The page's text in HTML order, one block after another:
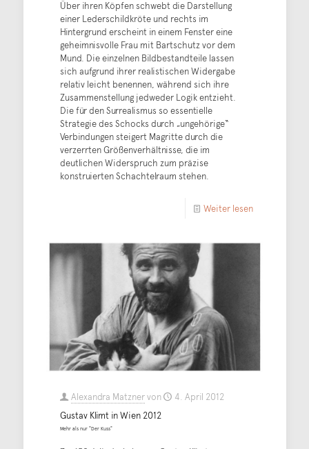
Über ihren Köpfen schwebt die Darstellung
einer Lederschildkröte und rechts im
Hintergrund erscheint in einem Fenster eine
geheimnisvolle Frau mit Bartschutz vor dem
Mund. Die einzelnen Bildbestandteile lassen
sich aufgrund ihrer realistischen Widergabe
relativ leicht benennen, während sich ihre
Zusammenstellung jedweder Logik entzieht.
Die für den Surrealismus so essentielle
Strategie des Schocks durch „ungehörige“
Verbindungen steigert Magritte durch die
verzerrten Größenverhältnisse, die im
deutlichen Widerspruch zum präzise
konstruierten Schachtelraum stehen.
Weiter lesen
Alexandra Matznervon
4. April 2012
Gustav Klimt in Wien 2012
Mehr als nur "Der Kuss"